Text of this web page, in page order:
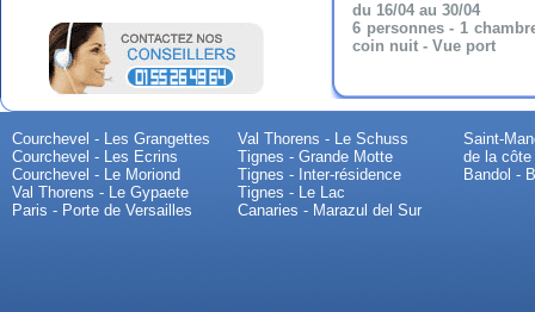
du 16/04 au 30/04
6 personnes - 1
coin nuit - Vue port
Courchevel - Les Grangettes
Courchevel - Les Ecrins
Courchevel - Le Moriond
Val Thorens - Le Gypaete
Paris - Porte de Versailles
Val Thorens - Le Schuss
Tignes - Grande Motte
Tignes - Inter-résidence
Tignes - Le Lac
Canaries - Marazul del Sur
Saint-
de la côte
Bandol -